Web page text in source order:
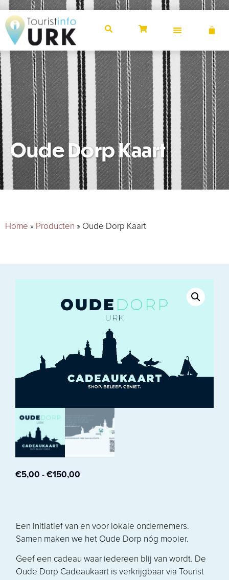
Oude Dorp Kaart
Home » Producten » Oude Dorp Kaart
€5,00 - €150,00
Een initiatief van en voor lokale ondernemers.
Samen maken we het Oude Dorp nóg mooier.
Geef een cadeau waar iedereen blij van wordt. De
Oude Dorp Cadeaukaart is verkrijgbaar via Tourist